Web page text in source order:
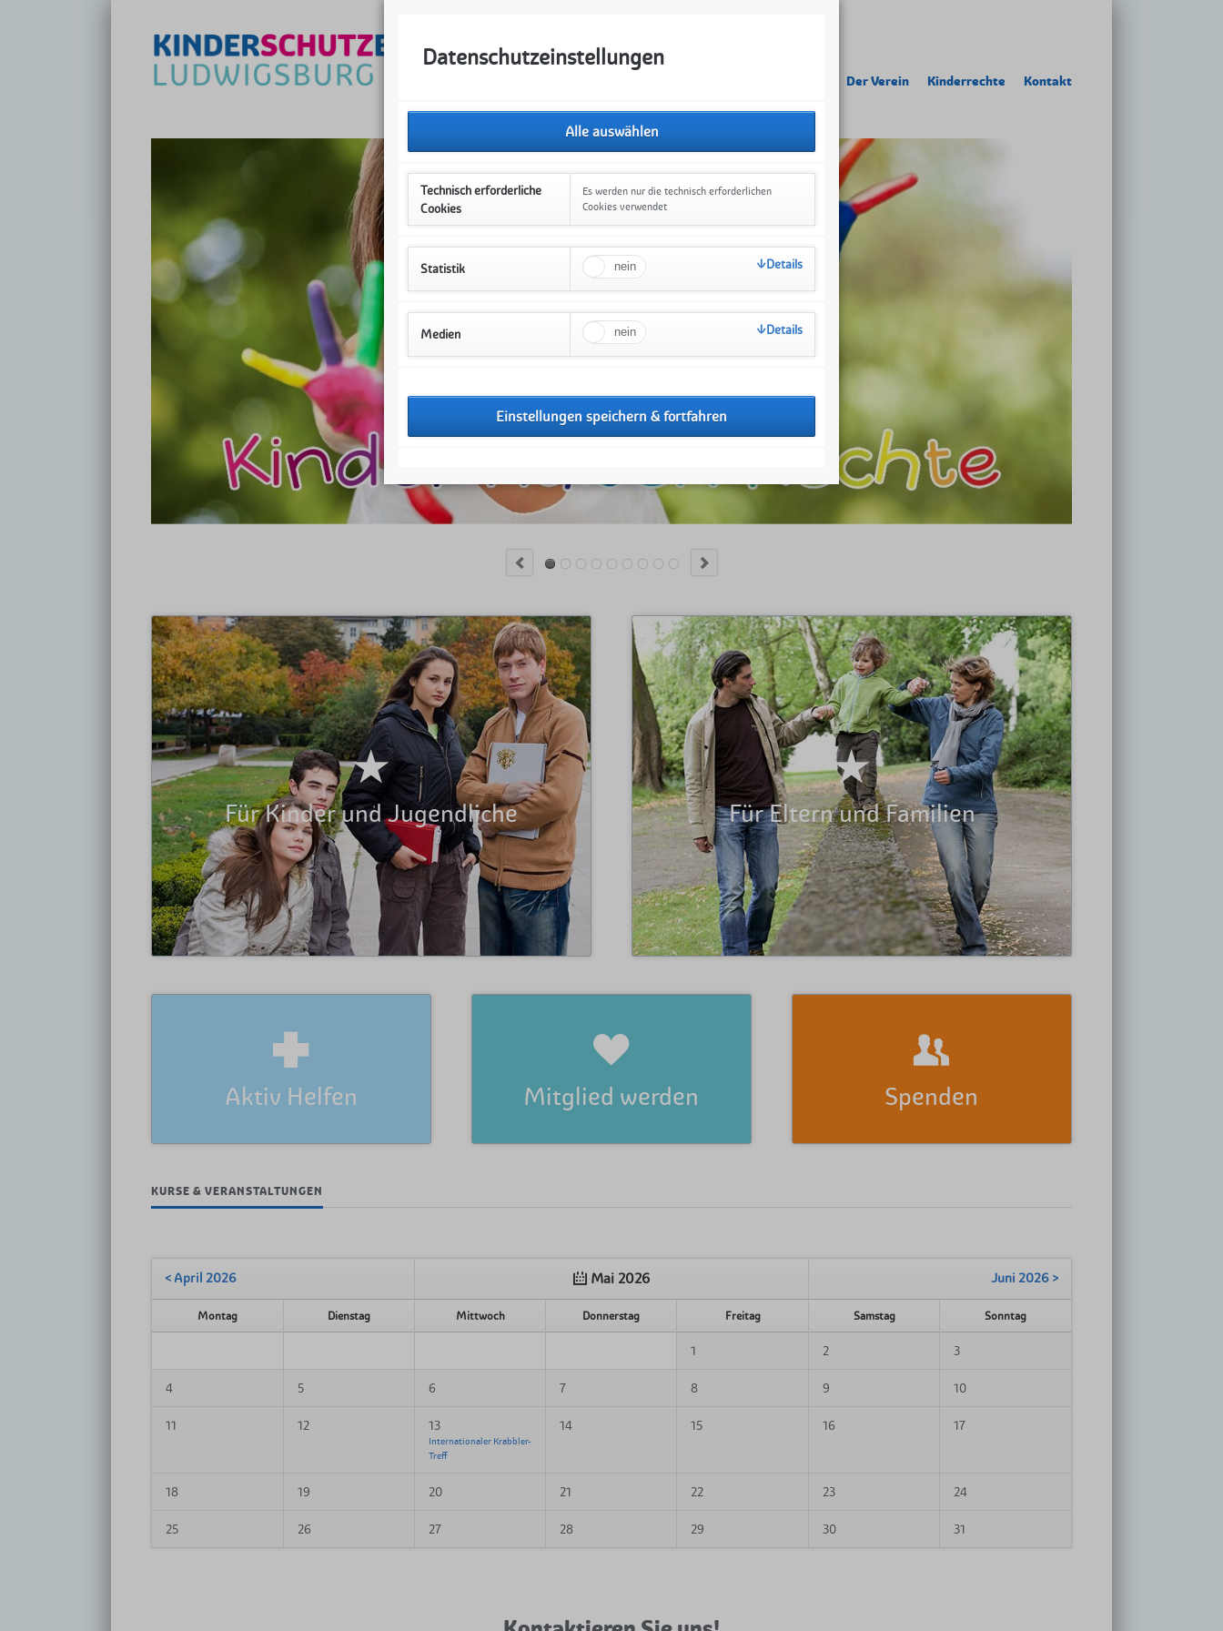
Kinder- und Jugendtelefon
Sprachförderung für Kinder mit Fluchterfahrung
Babysitterkurs
Familienpaten
Begleiteter Umgang
Hausbesuche mit der Hallo-Baby-Tasche
Kurse
Hilfe für Kinder in Not
Mitglied werden
Der Verein Kinderrechte Kontakt
Datenschutzeinstellungen
Technisch erforderliche
Cookies
Es werden nur die technisch erforderlichen
Cookies verwendet
Statistik Details
Medien Details
Für Kinder und Jugendliche
Hallo und herzlich willkommen auf der Webseite des Kinderschutzbund
Ludwigsburg e. V. Schön, dass du bei uns reinschaust! Kinder haben viele
Rechte und hier kannst du etwas über deine Rechte herausfinden. Wir
zeigen dir hier, was wir für Dich tun können ...
Hier klicken
Für Eltern und Familien
Wir helfen Eltern, die Entlastung und mehr Freude im Familienalltag
brauchen. Denn die Erfahrung des Kinderschutzbundes zeigt: alle Eltern
wollen gute Eltern sein. Situationen der Überforderung und des "sich-
alleine-gelassen-fühlens" führen bei manchen Eltern zu Gewalt, obwohl sie
es eigentlich nicht wollen.
Weiterlesen
helfen, wissen aber nicht, wie bzw. welches
Ehrenamt für Sie in Frage kommt?
Werden Sie Mitglied im Verein "Der
Ludwigsburg e .V."
Unterstützen Sie unsere Arbeit durch eine
Mehr erfahren
KURSE & VERANSTALTUNGEN
< April 2026 Mai 2026 Juni 2026 >
Montag Dienstag Mittwoch Donnerstag Freitag Samstag Sonntag
1 2 3
4 5 6 7 8 9 10
11 12 13
Internationaler Krabbler-
Treff
14 15 16 17
18 19 20 21 22 23 24
25 26 27 28 29 30 31